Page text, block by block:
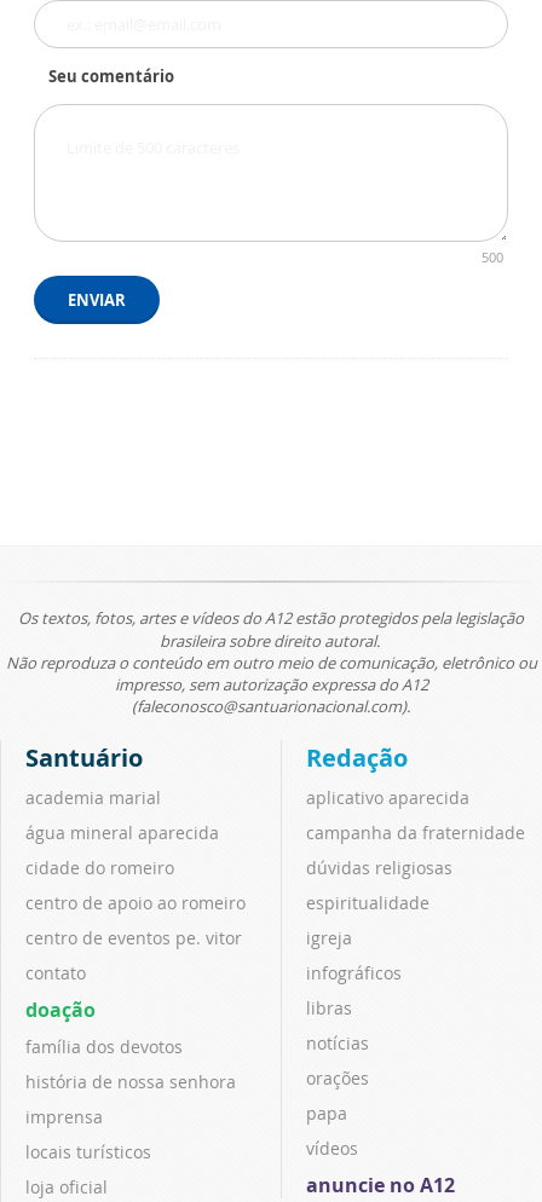
Seu comentário
500
ENVIAR
Os textos, fotos, artes e vídeos do A12 estão protegidos pela legislação
brasileira sobre direito autoral.
Não reproduza o conteúdo em outro meio de comunicação, eletrônico ou
impresso, sem autorização expressa do A12
(faleconosco@santuarionacional.com).
Santuário
academia marial
água mineral aparecida
cidade do romeiro
centro de apoio ao romeiro
centro de eventos pe. vitor
contato
doação
família dos devotos
história de nossa senhora
imprensa
locais turísticos
loja oficial
Redação
aplicativo aparecida
campanha da fraternidade
dúvidas religiosas
espiritualidade
igreja
infográficos
libras
notícias
orações
papa
vídeos
anuncie no A12